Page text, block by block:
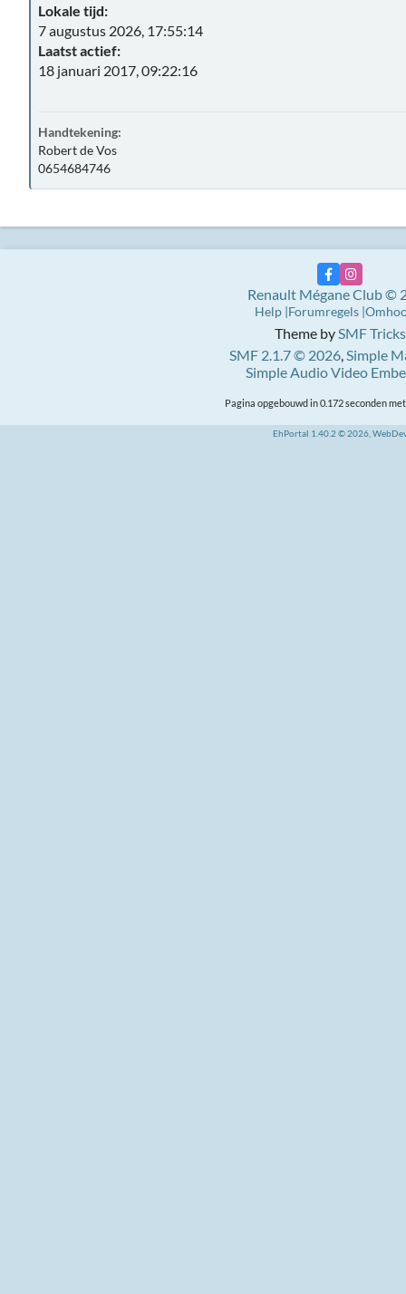
Lokale tijd:
7 augustus 2026, 17:55:14
Laatst actief:
18 januari 2017, 09:22:16
Handtekening:
Robert de Vos
0654684746
Theme bySMF Tricks
SMF 2.1.7 © 2026,Simple
Simple Audio Video
Renault Mégane Club ©
Help Forumregels
Pagina opgebouwd in 0.172 seconden
EhPortal 1.40.2 © 2026,